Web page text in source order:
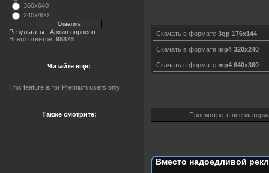
360x640
240x400
Результаты | Архив опросов
Всего ответов: 98878
Читайте еще:
This feature is for Premium users only!
Также смотрите:
Скачать в формате 3gp 176x144
Скачать в формате mp4 320x240
Скачать в формате mp4 640x360
Просмотреть все
Вместо надоедливой